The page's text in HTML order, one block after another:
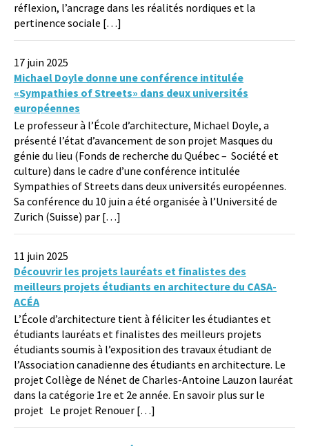
réflexion, l’ancrage dans les réalités nordiques et la
pertinence sociale […]
17 juin 2025
Michael Doyle donne une conférence intitulée
«Sympathies of Streets» dans deux universités
européennes
Le professeur à l’École d’architecture, Michael Doyle, a
présenté l’état d’avancement de son projet Masques du
génie du lieu (Fonds de recherche du Québec – Société et
culture) dans le cadre d’une conférence intitulée
Sympathies of Streets dans deux universités européennes.
Sa conférence du 10 juin a été organisée à l’Université de
Zurich (Suisse) par […]
11 juin 2025
Découvrir les projets lauréats et finalistes des
meilleurs projets étudiants en architecture du CASA-
ACÉA
L’École d’architecture tient à féliciter les étudiantes et
étudiants lauréats et finalistes des meilleurs projets
étudiants soumis à l’exposition des travaux étudiant de
l’Association canadienne des étudiants en architecture. Le
projet Collège de Nénet de Charles-Antoine Lauzon lauréat
dans la catégorie 1re et 2e année. En savoir plus sur le
projet Le projet Renouer […]